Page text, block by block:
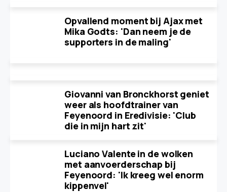
Opvallend moment bij Ajax met
Mika Godts: 'Dan neem je de
supporters in de maling'
Giovanni van Bronckhorst geniet
weer als hoofdtrainer van
Feyenoord in Eredivisie: 'Club
die in mijn hart zit'
Luciano Valente in de wolken
met aanvoerderschap bij
Feyenoord: 'Ik kreeg wel enorm
kippenvel'